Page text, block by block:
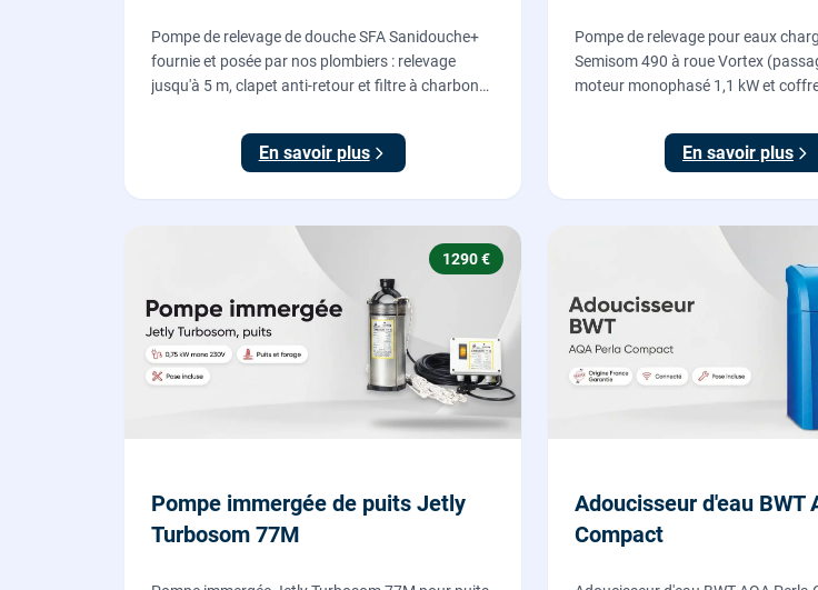
Pompe de relevage de douche SFA Sanidouche+
fournie et posée par nos plombiers : relevage
jusqu'à 5 m, clapet anti-retour et filtre à charbon
sous le niveau d'évacuation.
En savoir plus
Pompe de relevage pour eaux
Semisom 490 à roue Vortex
moteur monophasé 1,1 kW et
sous-sol vers l'égout, fournie et
En savoir plus
1290 €
Pompe immergée de puits Jetly
Turbosom 77M
Adoucisseur d'eau BWT
Compact